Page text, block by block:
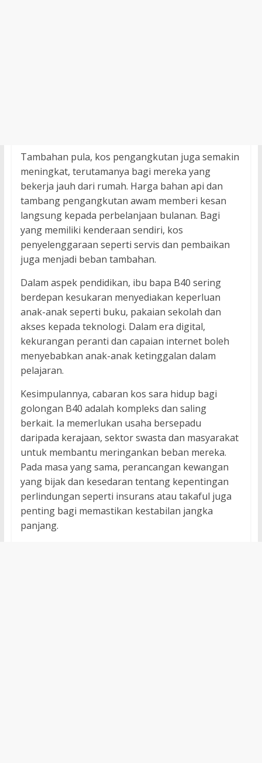
Tambahan pula, kos pengangkutan juga semakin
meningkat, terutamanya bagi mereka yang
bekerja jauh dari rumah. Harga bahan api dan
tambang pengangkutan awam memberi kesan
langsung kepada perbelanjaan bulanan. Bagi
yang memiliki kenderaan sendiri, kos
penyelenggaraan seperti servis dan pembaikan
juga menjadi beban tambahan.
Dalam aspek pendidikan, ibu bapa B40 sering
berdepan kesukaran menyediakan keperluan
anak-anak seperti buku, pakaian sekolah dan
akses kepada teknologi. Dalam era digital,
kekurangan peranti dan capaian internet boleh
menyebabkan anak-anak ketinggalan dalam
pelajaran.
Kesimpulannya, cabaran kos sara hidup bagi
golongan B40 adalah kompleks dan saling
berkait. Ia memerlukan usaha bersepadu
daripada kerajaan, sektor swasta dan masyarakat
untuk membantu meringankan beban mereka.
Pada masa yang sama, perancangan kewangan
yang bijak dan kesedaran tentang kepentingan
perlindungan seperti insurans atau takaful juga
penting bagi memastikan kestabilan jangka
panjang.